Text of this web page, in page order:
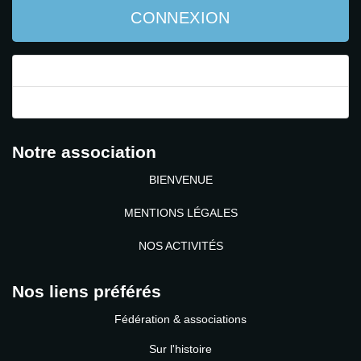
CONNEXION
Notre association
BIENVENUE
MENTIONS LÉGALES
NOS ACTIVITÉS
Nos liens préférés
Fédération & associations
Sur l'histoire